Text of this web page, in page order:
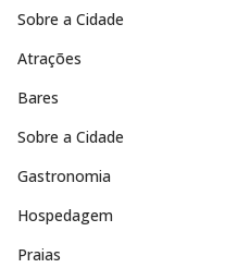
Sobre a Cidade
Atrações
Bares
Sobre a Cidade
Gastronomia
Hospedagem
Praias